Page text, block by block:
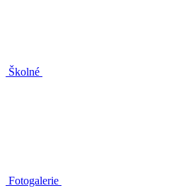
Školné
Fotogalerie